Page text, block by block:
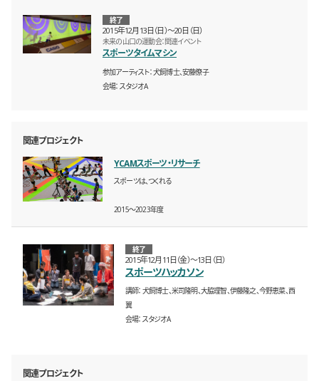
2015年12月13日（日）〜20日（日）
終了
未来の山口の運動会：関連イベント
スポーツタイムマシン
参加アーティスト 犬飼博士、安藤僚子
会場 スタジオA
関連プロジェクト
YCAMスポーツ・リサーチ
スポーツは、つくれる
2015〜2023年度
2015年12月11日（金）〜13日（日）
終了
スポーツハッカソン
講師 犬飼博士、米司隆明、大脇理智、伊藤隆之、今野恵菜、西
翼
会場 スタジオA
関連プロジェクト